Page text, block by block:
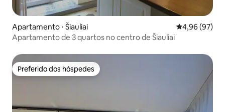
Apartamento ⋅ Šiauliai 4,96 de uma
4,96 (97)
Apartamento de 3 quartos no centro de Šiauliai
Preferido dos hóspedes
Preferido dos hóspedes